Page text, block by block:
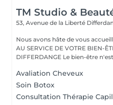
TM Studio &
53, Avenue de la Liberté
Nous avons hâte de vous accueillir ! UN INSTITUT DE
AU SERVICE DE VOTRE BIEN-
DIFFERDANGE Le bien-
Avaliation Cheveux
Soin Botox
Consultation Thérapie